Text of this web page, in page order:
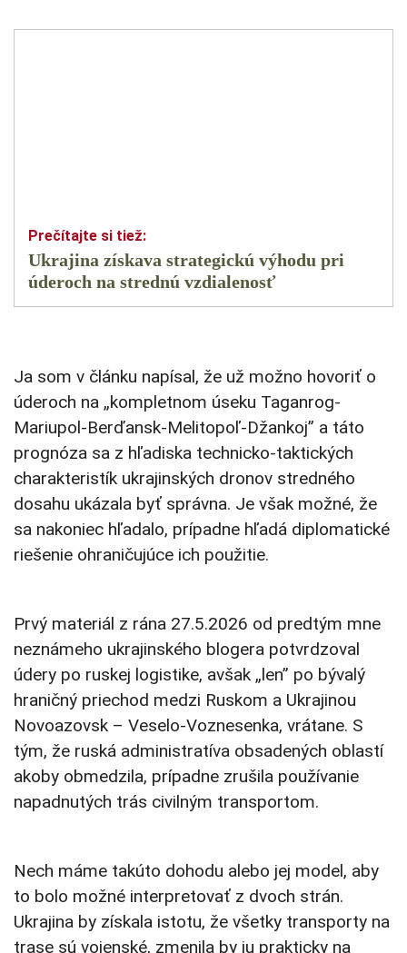
Ukrajina získava strategickú výhodu pri
úderoch na strednú vzdialenosť
Ja som v článku napísal, že už možno hovoriť o
úderoch na „kompletnom úseku Taganrog-
Mariupol-Berďansk-Melitopoľ-Džankoj” a táto
prognóza sa z hľadiska technicko-taktických
charakteristík ukrajinských dronov stredného
dosahu ukázala byť správna. Je však možné, že
sa nakoniec hľadalo, prípadne hľadá diplomatické
riešenie ohraničujúce ich použitie.
Prvý materiál z rána 27.5.2026 od predtým mne
neznámeho ukrajinského blogera potvrdzoval
údery po ruskej logistike, avšak „len” po bývalý
hraničný priechod medzi Ruskom a Ukrajinou
Novoazovsk – Veselo-Voznesenka, vrátane. S
tým, že ruská administratíva obsadených oblastí
akoby obmedzila, prípadne zrušila používanie
napadnutých trás civilným transportom.
Nech máme takúto dohodu alebo jej model, aby
to bolo možné interpretovať z dvoch strán.
Ukrajina by získala istotu, že všetky transporty na
trase sú vojenské, zmenila by ju prakticky na